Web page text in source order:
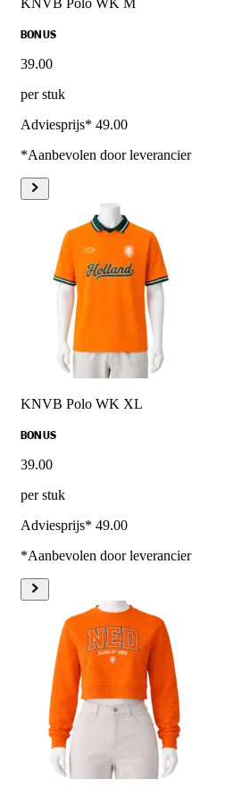
KNVB Polo WK M
BONUS
39.00
per stuk
Adviesprijs* 49.00
*Aanbevolen door leverancier
KNVB Polo WK XL
BONUS
39.00
per stuk
Adviesprijs* 49.00
*Aanbevolen door leverancier